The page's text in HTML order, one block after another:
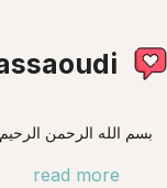
بسم الله الرحمن الرحيم
read more